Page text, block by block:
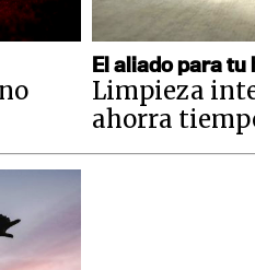
El aliado para tu
Limpieza
ahorra